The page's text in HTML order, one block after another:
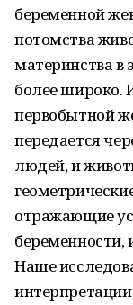
беременной
потомства
материнства в
более широко.
первобытной
передается
людей, и
отражающие
беременности,
Наше